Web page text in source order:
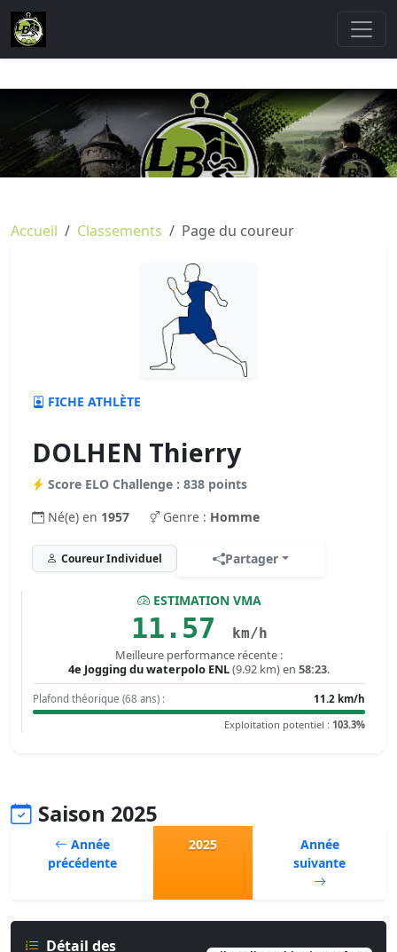
Accueil Classements Page du coureur
FICHE ATHLÈTE
DOLHEN Thierry
Score ELO Challenge : 838 points
Né(e) en 1957 Genre : Homme
Coureur Individuel Partager
ESTIMATION VMA
11.57 km/h
Meilleure performance récente :
4e Jogging du waterpolo ENL(9.92 km) en 58:23.
Plafond théorique (68 ans) :
11.2 km/h
Exploitation potentiel : 103.3%
Saison 2025
Année
précédente
2025
Année
suivante
Détail des